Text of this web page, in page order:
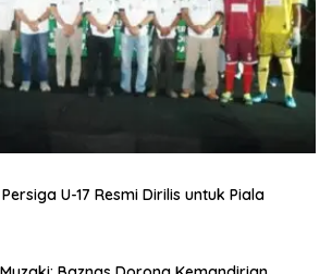
U-17 Resmi Dirilis untuk Piala